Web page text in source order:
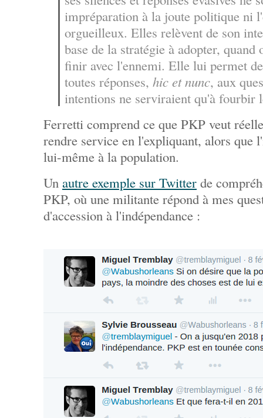
impréparation à la joute politique ni
orgueilleux. Elles relèvent de son
base de la stratégie à adopter, quand
finir avec l'ennemi. Elle lui permet
toutes réponses, hic et nunc, aux
intentions ne serviraient qu'à fourbir
Ferretti comprend ce que PKP veut
rendre service en l'expliquant, alors que
lui-même à la population.
Un autre exemple sur Twitter de
PKP, où une militante répond à mes
d'accession à l'indépendance :